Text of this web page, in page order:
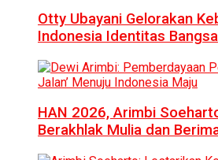
Otty Ubayani Gelorakan
Indonesia Identitas Bangsa
HAN 2026, Arimbi
Berakhlak Mulia dan